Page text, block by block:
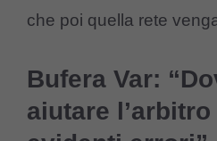
che poi quella rete
Bufera Var:
aiutare